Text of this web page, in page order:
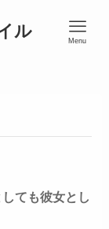
ル Menu
ても彼女とし